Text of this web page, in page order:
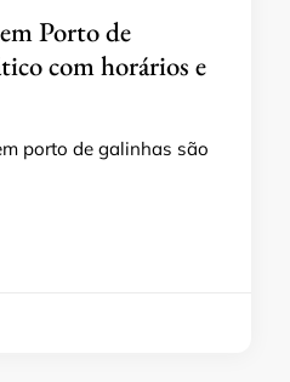
Porto de
com horários e
porto de galinhas são